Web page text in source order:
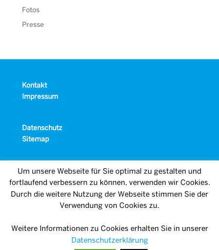
Fotos
Presse
Kontakt
Impressum
Datenschutz
Sitemap
Um unsere Webseite für Sie optimal zu gestalten und
fortlaufend verbessern zu können, verwenden wir Cookies.
Durch die weitere Nutzung der Webseite stimmen Sie der
Verwendung von Cookies zu.
Weitere Informationen zu Cookies erhalten Sie in unserer
Datenschutzerklärung